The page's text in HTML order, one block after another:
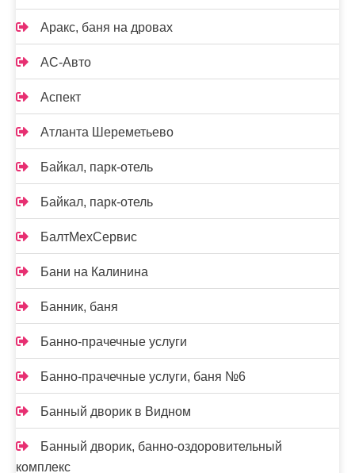
Аракс, баня на дровах
АС-Авто
Аспект
Атланта Шереметьево
Байкал, парк-отель
Байкал, парк-отель
БалтМехСервис
Бани на Калинина
Банник, баня
Банно-прачечные услуги
Банно-прачечные услуги, баня №6
Банный дворик в Видном
Банный дворик, банно-оздоровительный
комплекс